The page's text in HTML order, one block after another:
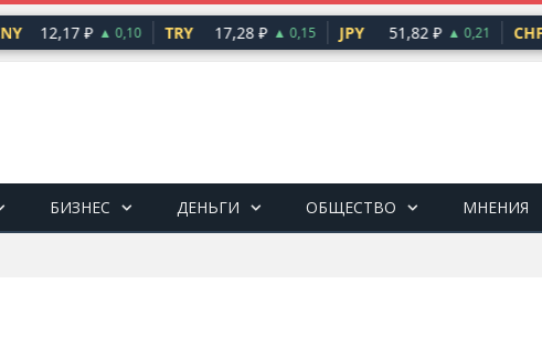
12,17 ₽ ▲ 0,10 TRY 17,28 ₽ ▲ 0,15 JPY 51,82 ₽ ▲ 0,21 CHF
БИЗНЕС ДЕНЬГИ ОБЩЕСТВО МНЕНИЯ